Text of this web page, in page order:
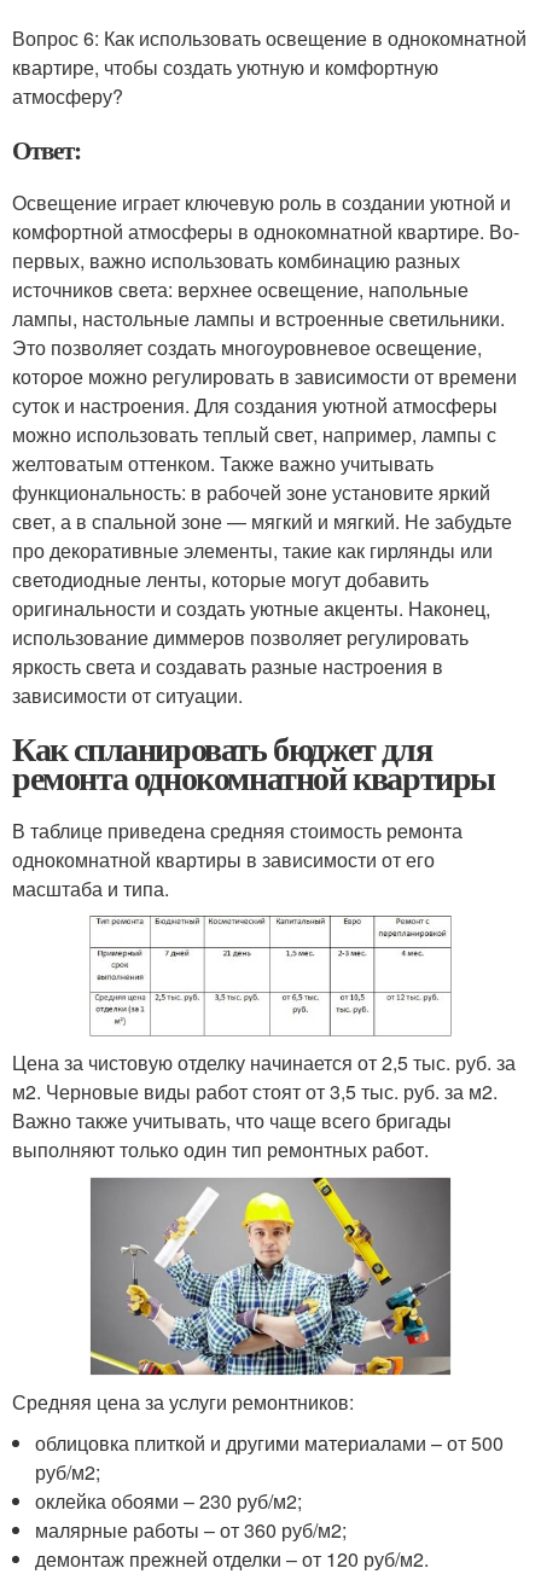
Вопрос 6: Как использовать освещение в однокомнатной
квартире, чтобы создать уютную и комфортную
атмосферу?
Ответ:
Освещение играет ключевую роль в создании уютной и
комфортной атмосферы в однокомнатной квартире. Во-
первых, важно использовать комбинацию разных
источников света: верхнее освещение, напольные
лампы, настольные лампы и встроенные светильники.
Это позволяет создать многоуровневое освещение,
которое можно регулировать в зависимости от времени
суток и настроения. Для создания уютной атмосферы
можно использовать теплый свет, например, лампы с
желтоватым оттенком. Также важно учитывать
функциональность: в рабочей зоне установите яркий
свет, а в спальной зоне — мягкий и мягкий. Не забудьте
про декоративные элементы, такие как гирлянды или
светодиодные ленты, которые могут добавить
оригинальности и создать уютные акценты. Наконец,
использование диммеров позволяет регулировать
яркость света и создавать разные настроения в
зависимости от ситуации.
Как спланировать бюджет для
ремонта однокомнатной квартиры
В таблице приведена средняя стоимость ремонта
однокомнатной квартиры в зависимости от его
масштаба и типа.
Цена за чистовую отделку начинается от 2,5 тыс. руб. за
м2. Черновые виды работ стоят от 3,5 тыс. руб. за м2.
Важно также учитывать, что чаще всего бригады
выполняют только один тип ремонтных работ.
Средняя цена за услуги ремонтников:
облицовка плиткой и другими материалами – от 500
руб/м2;
оклейка обоями – 230 руб/м2;
малярные работы – от 360 руб/м2;
демонтаж прежней отделки – от 120 руб/м2.